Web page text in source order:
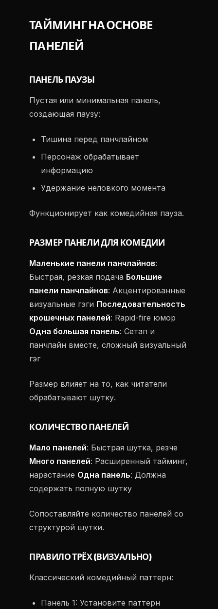
ТАЙМИНГ НА ОСНОВЕ
ПАНЕЛЕЙ
ПАНЕЛЬ ПАУЗЫ
Пустая или минимальная панель,
создающая паузу:
Тишина перед панчлайном
Персонаж обрабатывает
информацию
Удержание неловкого момента
Функционирует как комедийная пауза.
РАЗМЕР ПАНЕЛИ ДЛЯ КОМЕДИИ
Маленькие панели панчлайнов:
Быстрая, резкая подача Большие
панели панчлайнов: Акцентированные
визуальные гэги Последовательность
крошечных панелей: Rapid-fire юмор
Одна большая панель: Сетап и
панчлайн вместе, сложный визуальный
гэг
Размер влияет на то, как читатели
обрабатывают шутку.
КОЛИЧЕСТВО ПАНЕЛЕЙ
Мало панелей: Быстрая шутка, резче
Много панелей: Расширенный тайминг,
нарастание Одна панель: Должна
содержать полную шутку
Сопоставляйте количество панелей со
структурой шутки.
ПРАВИЛО ТРЁХ (ВИЗУАЛЬНО)
Классический комедийный паттерн:
Панель 1: Установите паттерн